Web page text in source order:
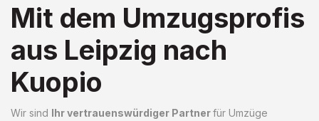
Mit dem Umzugsprofis
aus Leipzig nach
Kuopio
Wir sind Ihr vertrauenswürdiger Partnerfür Umzüge